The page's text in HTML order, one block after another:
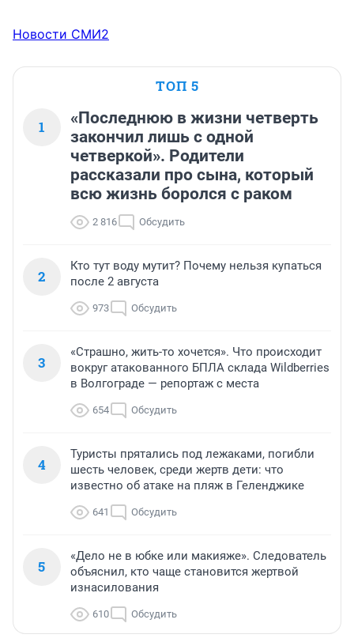
Новости СМИ2
ТОП 5
1
«Последнюю в жизни четверть
закончил лишь с одной
четверкой». Родители
рассказали про сына, который
всю жизнь боролся с раком
2 816 Обсудить
2
Кто тут воду мутит? Почему нельзя купаться
после 2 августа
973 Обсудить
3
«Страшно, жить-то хочется». Что происходит
вокруг атакованного БПЛА склада Wildberries
в Волгограде — репортаж с места
654 Обсудить
4
Туристы прятались под лежаками, погибли
шесть человек, среди жертв дети: что
известно об атаке на пляж в Геленджике
641 Обсудить
5
«Дело не в юбке или макияже». Следователь
объяснил, кто чаще становится жертвой
изнасилования
610 Обсудить